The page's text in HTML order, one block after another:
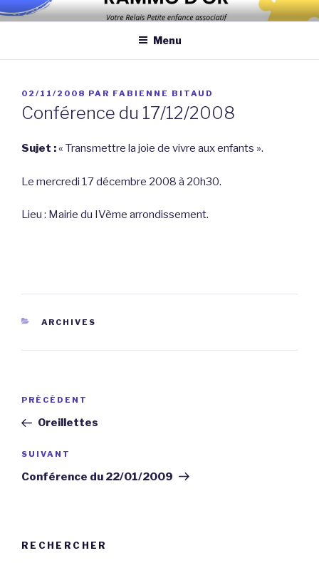
Aller
au
principal
Association qui a pour objectif d’améliorer les conditions et la
assistantes maternelles et/ou au domicile des parents
Menu
PUBLIÉ
LE
02/11/2008 PAR FABIENNE BITAUD
Conférence du 17/12/2008
Sujet :« Transmettre la joie de vivre aux enfants ».
Le mercredi 17 décembre 2008 à 20h30.
Lieu : Mairie du IVème arrondissement.
CATÉGORIES
ARCHIVES
Navigation
l’article
Article
précédent
PRÉCÉDENT
Oreillettes
Article
suivant
SUIVANT
Conférence du 22/01/2009
RECHERCHER